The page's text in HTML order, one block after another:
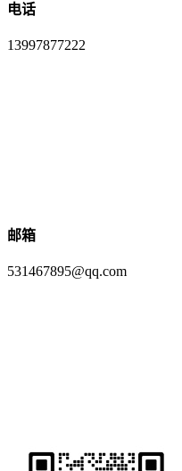
电话
13997877222
邮箱
531467895@qq.com